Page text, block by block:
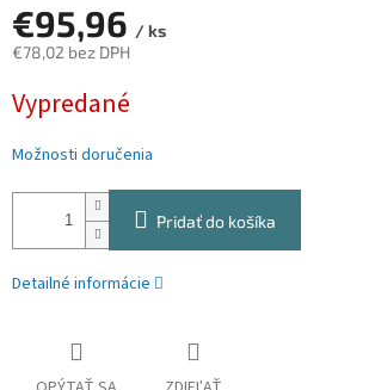
€95,96 / ks
€78,02 bez DPH
cena:
Vypredané
Možnosti doručenia
Pridať do košíka
Detailné informácie